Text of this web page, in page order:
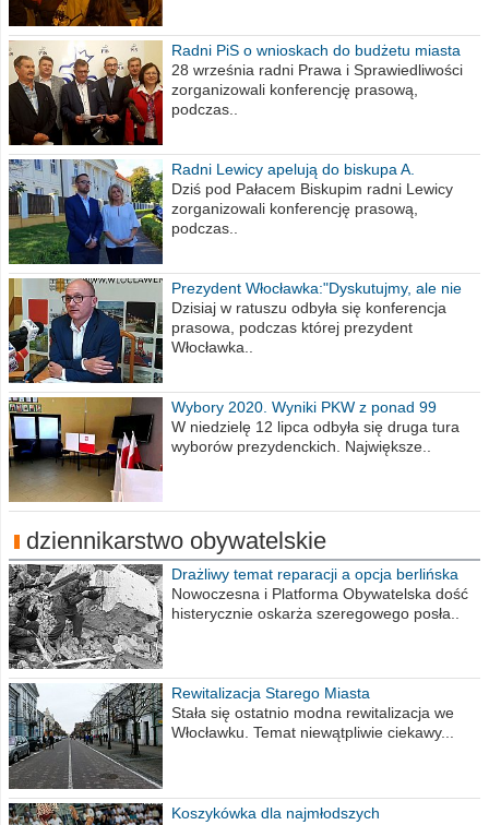
Radni PiS o wnioskach do budżetu miasta
na 2021 rok
28 września radni Prawa i Sprawiedliwości
zorganizowali konferencję prasową,
podczas..
Radni Lewicy apelują do biskupa A.
Wiesława Meringa
Dziś pod Pałacem Biskupim radni Lewicy
zorganizowali konferencję prasową,
podczas..
Prezydent Włocławka:"Dyskutujmy, ale nie
obrażajmy się”
Dzisiaj w ratuszu odbyła się konferencja
prasowa, podczas której prezydent
Włocławka..
Wybory 2020. Wyniki PKW z ponad 99
procent obwodów
W niedzielę 12 lipca odbyła się druga tura
wyborów prezydenckich. Największe..
dziennikarstwo obywatelskie
Drażliwy temat reparacji a opcja berlińska
Nowoczesna i Platforma Obywatelska dość
histerycznie oskarża szeregowego posła..
Rewitalizacja Starego Miasta
Stała się ostatnio modna rewitalizacja we
Włocławku. Temat niewątpliwie ciekawy...
Koszykówka dla najmłodszych